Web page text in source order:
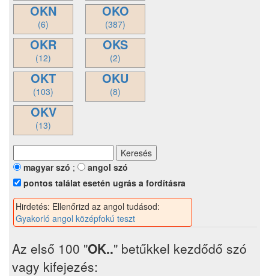
OKN
(6)
OKO
(387)
OKR
(12)
OKS
(2)
OKT
(103)
OKU
(8)
OKV
(13)
magyar szó ;
angol szó
pontos találat esetén ugrás a fordításra
Hirdetés: Ellenőrizd az angol tudásod:
Gyakorló angol középfokú teszt
Az első 100 "OK.." betűkkel kezdődő szó
vagy kifejezés: